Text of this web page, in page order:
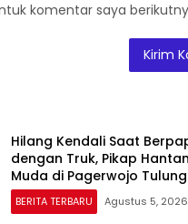
komentar saya
Hilang Kendali Saat
dengan Truk, Pikap
Muda di Pagerwojo
BERITA TERBARU Agustus 5, 2026